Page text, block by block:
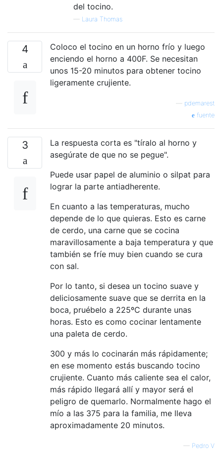
del tocino.
— Laura Thomas
4
Coloco el tocino en un horno frío y luego
enciendo el horno a 400F. Se necesitan
unos 15-20 minutos para obtener tocino
ligeramente crujiente.
pdemarest
fuente
3
La respuesta corta es "tíralo al horno y
asegúrate de que no se pegue".
Puede usar papel de aluminio o silpat para
lograr la parte antiadherente.
En cuanto a las temperaturas, mucho
depende de lo que quieras. Esto es carne
de cerdo, una carne que se cocina
maravillosamente a baja temperatura y que
también se fríe muy bien cuando se cura
con sal.
Por lo tanto, si desea un tocino suave y
deliciosamente suave que se derrita en la
boca, pruébelo a 225ºC durante unas
horas. Esto es como cocinar lentamente
una paleta de cerdo.
300 y más lo cocinarán más rápidamente;
en ese momento estás buscando tocino
crujiente. Cuanto más caliente sea el calor,
más rápido llegará allí y mayor será el
peligro de quemarlo. Normalmente hago el
mío a las 375 para la familia, me lleva
aproximadamente 20 minutos.
— Pedro V